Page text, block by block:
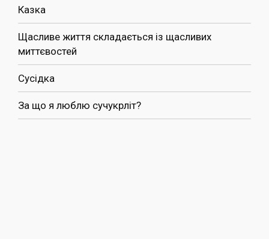
Казка
Щасливе життя складається із щасливих
миттєвостей
Сусідка
За що я люблю сучукрліт?